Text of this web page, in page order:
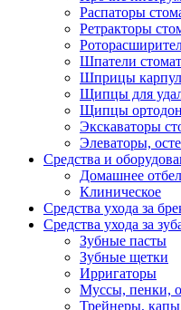
Распаторы
Ретракторы
Шпатели
Шприцы
Щипцы для
Щипцы
Экскаваторы
Элеваторы,
Средства и
Домашнее
Клиническое
Средства ухода за
Средства ухода за
Зубные пасты
Зубные щетки
Ирригаторы
Муссы, пенки,
Трейнеры, капы